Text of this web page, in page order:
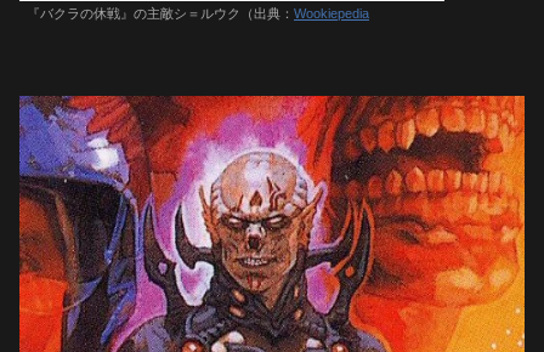
『バクラの休戦』の主敵シ＝ルウク（出典： Wookiepedia